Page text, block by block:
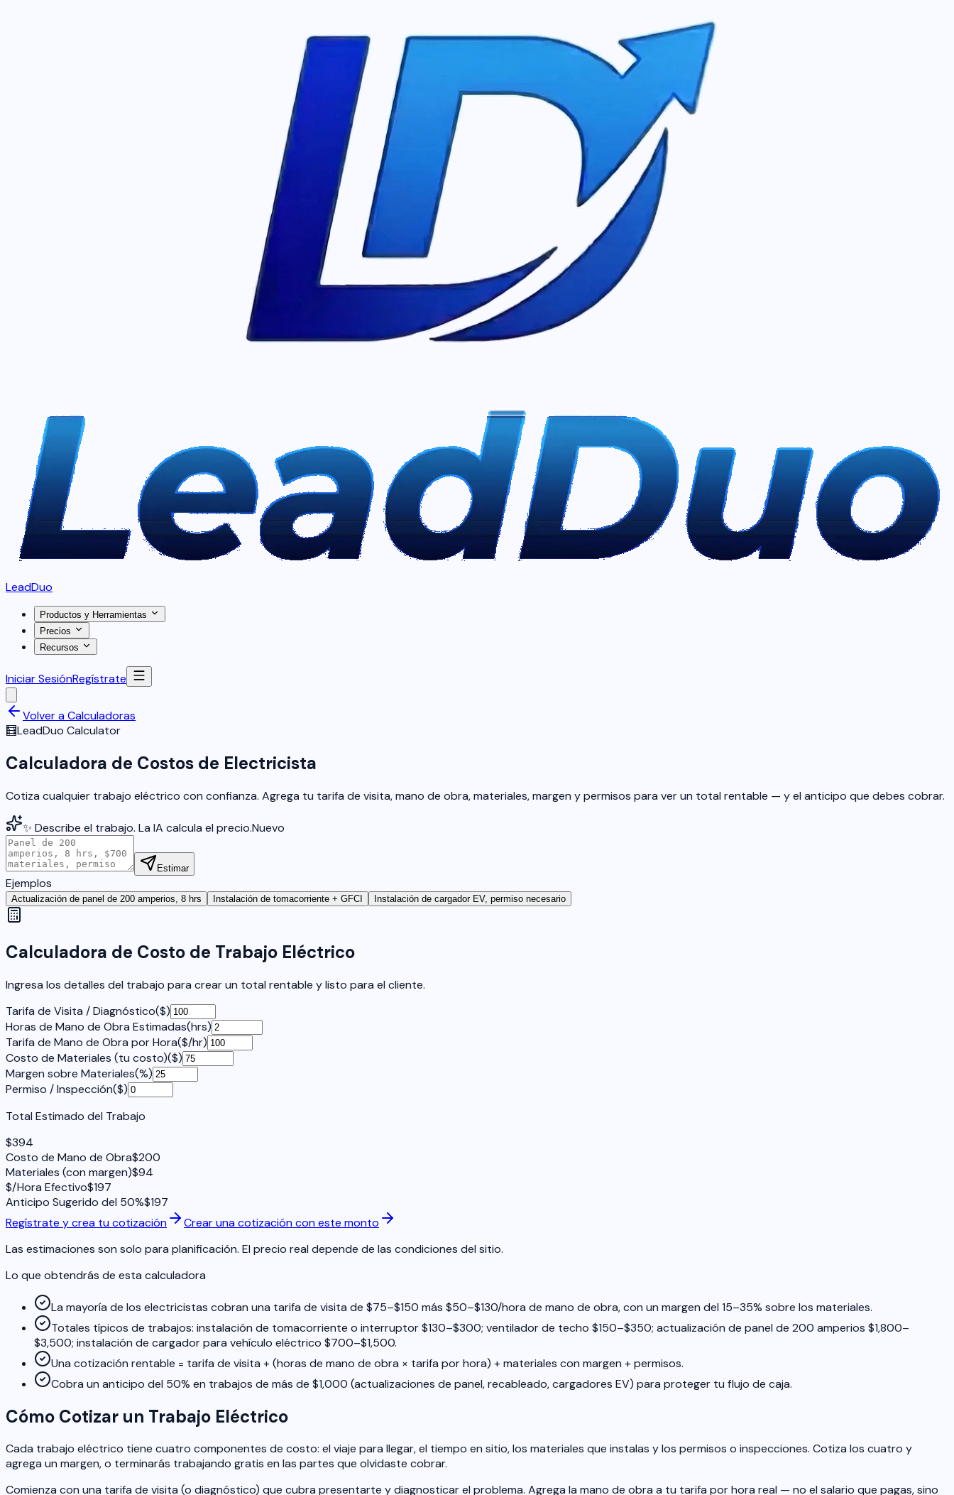
LeadDuo
Productos y Herramientas
Precios
Recursos
Iniciar SesiónRegístrate
Volver a Calculadoras
🧮LeadDuo Calculator
Calculadora de Costos de Electricista
Cotiza cualquier trabajo eléctrico con confianza. Agrega tu tarifa de visita, mano de obra, materiales, margen y permisos para ver un total rentable — y el anticipo que debes cobrar.
✨ Describe el trabajo. La IA calcula el precio.Nuevo
Estimar
Ejemplos
Actualización de panel de 200 amperios, 8 hrs Instalación de tomacorriente + GFCI Instalación de cargador EV, permiso necesario
Calculadora de Costo de Trabajo Eléctrico
Ingresa los detalles del trabajo para crear un total rentable y listo para el cliente.
Tarifa de Visita / Diagnóstico($)
Horas de Mano de Obra Estimadas(hrs)
Tarifa de Mano de Obra por Hora($/hr)
Costo de Materiales (tu costo)($)
Margen sobre Materiales(%)
Permiso / Inspección($)
Total Estimado del Trabajo
$394
Costo de Mano de Obra$200
Materiales (con margen)$94
$/Hora Efectivo$197
Anticipo Sugerido del 50%$197
Regístrate y crea tu cotización
Crear una cotización con este monto
Las estimaciones son solo para planificación. El precio real depende de las condiciones del sitio.
Lo que obtendrás de esta calculadora
La mayoría de los electricistas cobran una tarifa de visita de $75–$150 más $50–$130/hora de mano de obra, con un margen del 15–35% sobre los materiales.
Totales típicos de trabajos: instalación de tomacorriente o interruptor $130–$300; ventilador de techo $150–$350; actualización de panel de 200 amperios $1,800–
$3,500; instalación de cargador para vehículo eléctrico $700–$1,500.
Una cotización rentable = tarifa de visita + (horas de mano de obra × tarifa por hora) + materiales con margen + permisos.
Cobra un anticipo del 50% en trabajos de más de $1,000 (actualizaciones de panel, recableado, cargadores EV) para proteger tu flujo de caja.
Cómo Cotizar un Trabajo Eléctrico
Cada trabajo eléctrico tiene cuatro componentes de costo: el viaje para llegar, el tiempo en sitio, los materiales que instalas y los permisos o inspecciones. Cotiza los cuatro y
agrega un margen, o terminarás trabajando gratis en las partes que olvidaste cobrar.
Comienza con una tarifa de visita (o diagnóstico) que cubra presentarte y diagnosticar el problema. Agrega la mano de obra a tu tarifa por hora real — no el salario que pagas, sino